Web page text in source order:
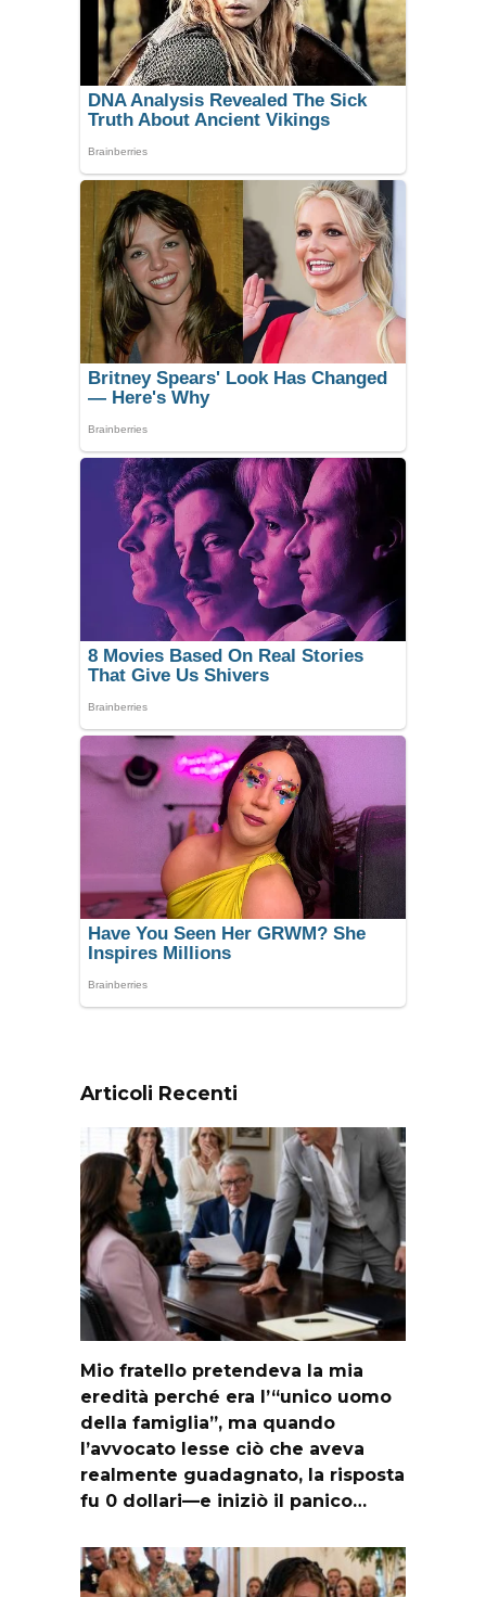
Articoli Recenti
Mio fratello pretendeva la mia
eredità perché era l’“unico uomo
della famiglia”, ma quando
l’avvocato lesse ciò che aveva
realmente guadagnato, la risposta
fu 0 dollari—e iniziò il panico…